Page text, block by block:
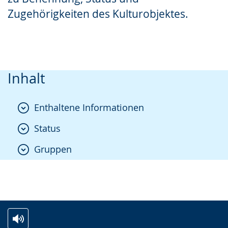
Zugehörigkeiten des Kulturobjektes.
Inhalt
Enthaltene Informationen
Status
Gruppen